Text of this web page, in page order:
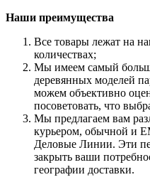
Наши преимущества
Все товары лежат на
количествах;
Мы имеем самый
деревянных моделей
можем объективно
посоветовать, что
Мы предлагаем вам
курьером, обычной и
Деловые Линии. Эти
закрыть ваши
географии доставки.